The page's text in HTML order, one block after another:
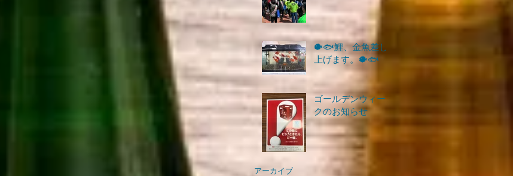
🐡🐟鯉、金魚差し
上げます。🐡🐟
ゴールデンウィー
クのお知らせ
アーカイブ